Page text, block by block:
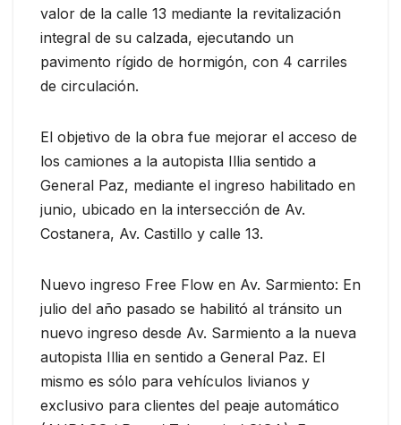
valor de la calle 13 mediante la revitalización
integral de su calzada, ejecutando un
pavimento rígido de hormigón, con 4 carriles
de circulación.
El objetivo de la obra fue mejorar el acceso de
los camiones a la autopista Illia sentido a
General Paz, mediante el ingreso habilitado en
junio, ubicado en la intersección de Av.
Costanera, Av. Castillo y calle 13.
Nuevo ingreso Free Flow en Av. Sarmiento: En
julio del año pasado se habilitó al tránsito un
nuevo ingreso desde Av. Sarmiento a la nueva
autopista Illia en sentido a General Paz. El
mismo es sólo para vehículos livianos y
exclusivo para clientes del peaje automático